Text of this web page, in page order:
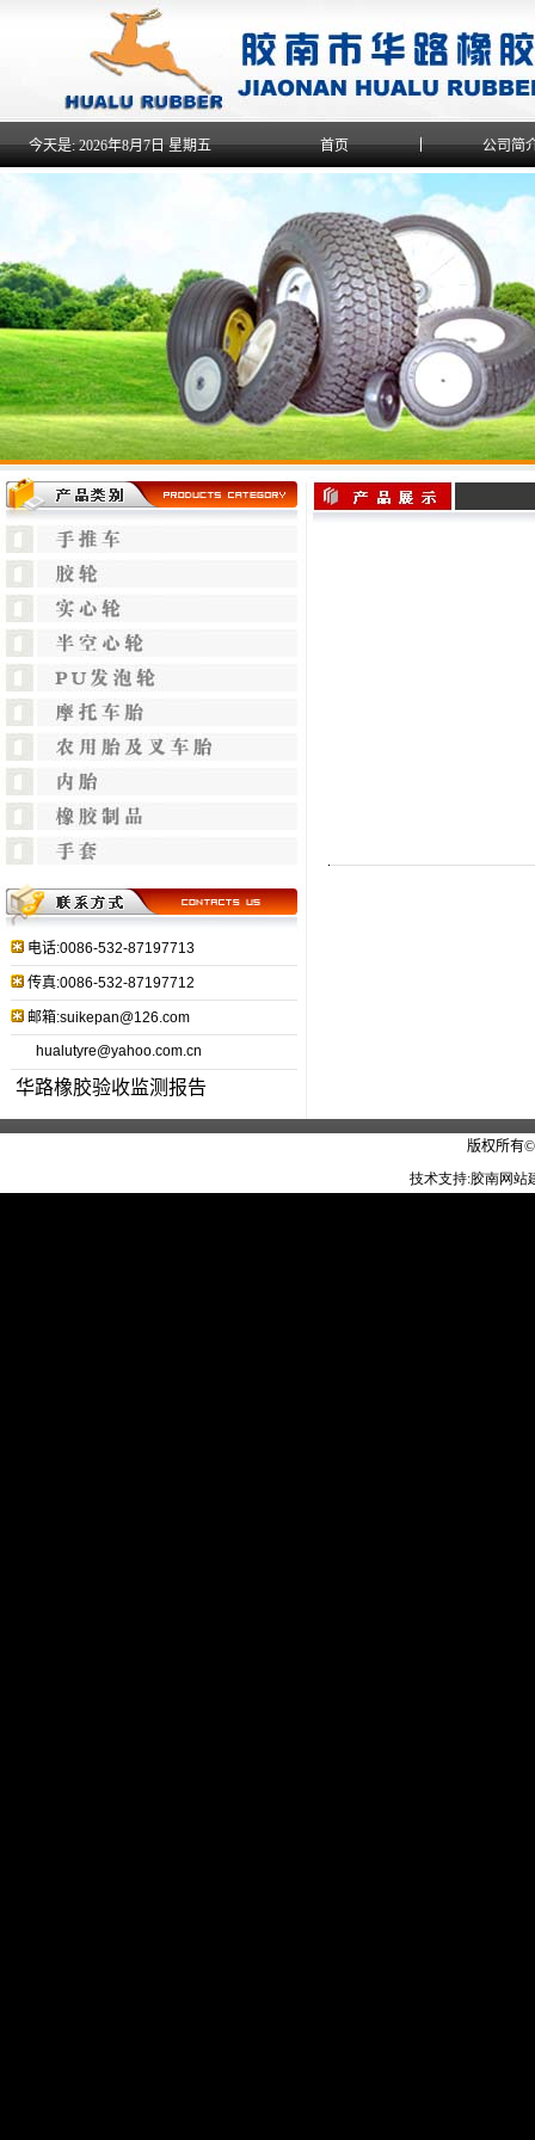
今天是:2026年8月7日 星期五 首页 公司简
电话:0086-532-87197713
传真:0086-532-87197712
邮箱:suikepan@126.com
hualutyre@yahoo.com.cn
华路橡胶验收监测报告
版权所有©
技术支持:胶南网站